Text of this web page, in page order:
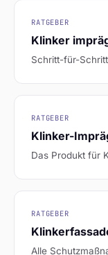
RATGEBER
Klinker
Schritt-für-
RATGEBER
Klinker-
Das Produkt für
RATGEBER
Alle